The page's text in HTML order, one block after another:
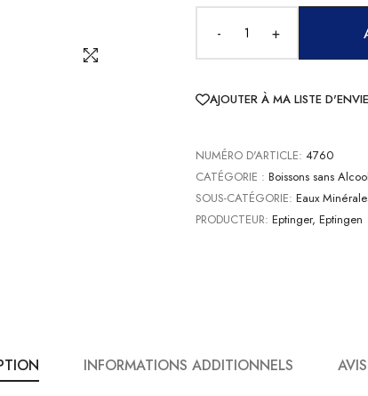
- +
AJOUTER À MA LISTE D'ENVIE
NUMÉRO D'ARTICLE: 4760
CATÉGORIE : Boissons sans
SOUS-CATÉGORIE: Eaux
PRODUCTEUR: Eptinger, Eptingen
INFORMATIONS ADDITIONNELS